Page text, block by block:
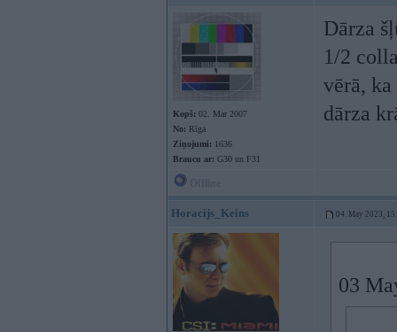
Kopš: 02. Mar 2007
No: Rīga
Ziņojumi: 1636
Braucu ar: G30 un F31
Dārza
1/2
vērā,
dārza
Horacijs_Keins 04. May 2023,
03